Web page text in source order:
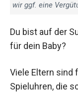
wir ggf. eine
Du bist auf der
für dein Baby?
Viele Eltern sind
Spieluhren, die